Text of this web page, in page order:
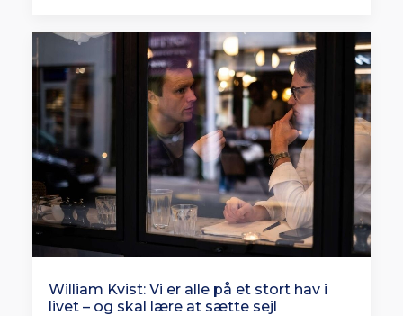
William Kvist: Vi er alle på et stort hav i
livet – og skal lære at sætte sejl